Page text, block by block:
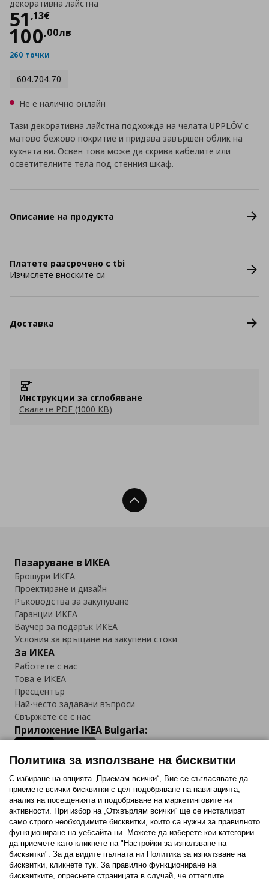
декоративна лайстна
51 ,13€
Цена
100,00лв
260 точки
604.704.70
Не е налично онлайн
Тази декоративна лайстна подхожда на челата UPPLÖV с
матово бежово покритие и придава завършен облик на
кухнята ви. Освен това може да скрива кабелите или
осветителните тела под стенния шкаф.
Описание на продукта
Платете разсрочено с tbi
Изчислете вноските си
Доставка
Инструкции за сглобяване
Свалете PDF (1000 KB)
Нагоре
Пазаруване в ИКЕА
Брошури ИКЕА
Проектиране и дизайн
Ръководства за закупуване
Гаранции ИКЕА
Ваучер за подарък ИКЕА
Условия за връщане на закупени стоки
За ИКЕА
Работете с нас
Това е ИКЕА
Пресцентър
Най-често задавани въпроси
Свържете се с нас
Приложение IKEA Bulgaria:
Последвайте ни:
FacebookTwitterYoutubePinterestInstagram
Политика за използване на бисквитки
С избиране на опцията „Приемам всички“, Вие се съгласявате да
приемете всички бисквитки с цел подобряване на навигацията,
анализ на посещенията и подобряване на маркетинговите ни
активности. При избор на „Отхвърлям всички“ ще се инсталират
само строго необходимитe бисквитки, които са нужни за правилното
функциониране на уебсайта ни. Можете да изберете кои категории
да приемете като кликнете на "Настройки за използване на
бисквитки". За да видите пълната ни Политика за използване на
бисквитки, кликнете тук. За правилно функциониране на
бисквитките, опреснете страницата в случай, че оттеглите